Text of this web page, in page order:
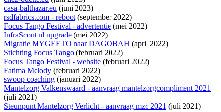
casa-balthazar.eu (juni 2023)
rsdfabrics.com - reboot(september 2022)
Focus Tango Festival - advertentie (mei 2022)
InfraScout.nl upgrade (mei 2022)
Migratie MYGEETO naar DAGOBAH (april 2022)
Stichting Focus Tango (februari 2022)
Focus Tango Festival - website (februari 2022)
Fatima Melody (februari 2022)
swoop coaching (januari 2022)
Mantelzorg Valkenswaard - aanvraag mantelzorgcompliment 2021
(juli 2021)
Steunpunt Mantelzorg Verlicht - aanvraag mzc 2021 (juli 2021)